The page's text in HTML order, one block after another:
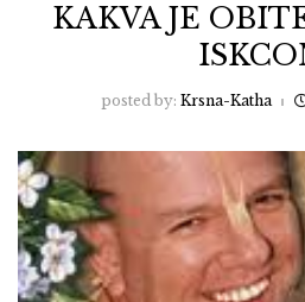
KAKVA JE
posted by: Krsna-Katha